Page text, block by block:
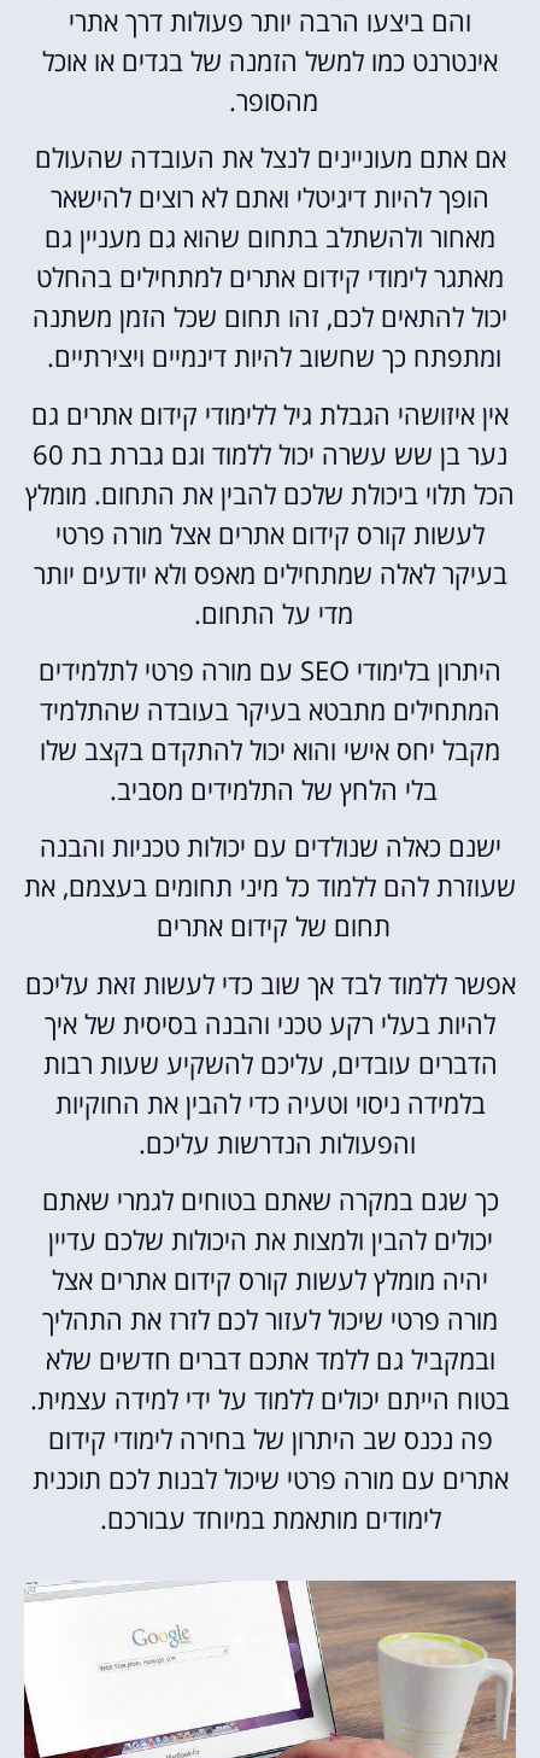
והם ביצעו הרבה יותר פעולות דרך אתרי
אינטרנט כמו למשל הזמנה של בגדים או אוכל
מהסופר.
אם אתם מעוניינים לנצל את העובדה שהעולם
הופך להיות דיגיטלי ואתם לא רוצים להישאר
מאחור ולהשתלב בתחום שהוא גם מעניין גם
מאתגר לימודי קידום אתרים למתחילים בהחלט
יכול להתאים לכם, זהו תחום שכל הזמן משתנה
ומתפתח כך שחשוב להיות דינמיים ויצירתיים.
אין איזושהי הגבלת גיל ללימודי קידום אתרים גם
נער בן שש עשרה יכול ללמוד וגם גברת בת 60
הכל תלוי ביכולת שלכם להבין את התחום. מומלץ
לעשות קורס קידום אתרים אצל מורה פרטי
בעיקר לאלה שמתחילים מאפס ולא יודעים יותר
מדי על התחום.
היתרון בלימודי SEO עם מורה פרטי לתלמידים
המתחילים מתבטא בעיקר בעובדה שהתלמיד
מקבל יחס אישי והוא יכול להתקדם בקצב שלו
בלי הלחץ של התלמידים מסביב.
ישנם כאלה שנולדים עם יכולות טכניות והבנה
שעוזרת להם ללמוד כל מיני תחומים בעצמם, את
תחום של קידום אתרים
אפשר ללמוד לבד אך שוב כדי לעשות זאת עליכם
להיות בעלי רקע טכני והבנה בסיסית של איך
הדברים עובדים, עליכם להשקיע שעות רבות
בלמידה ניסוי וטעיה כדי להבין את החוקיות
והפעולות הנדרשות עליכם.
כך שגם במקרה שאתם בטוחים לגמרי שאתם
יכולים להבין ולמצות את היכולות שלכם עדיין
יהיה מומלץ לעשות קורס קידום אתרים אצל
מורה פרטי שיכול לעזור לכם לזרז את התהליך
ובמקביל גם ללמד אתכם דברים חדשים שלא
בטוח הייתם יכולים ללמוד על ידי למידה עצמית.
פה נכנס שב היתרון של בחירה לימודי קידום
אתרים עם מורה פרטי שיכול לבנות לכם תוכנית
לימודים מותאמת במיוחד עבורכם.